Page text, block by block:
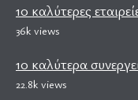
10 καλύτερες
36k views
10 καλύτερα
22.8k views